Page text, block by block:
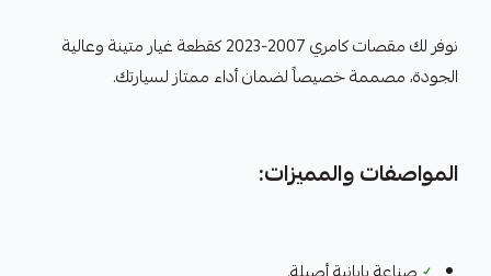
نوفر لك مقصات كامري 2007-2023 كقطعة غيار متينة وعالية
الجودة، مصممة خصيصاً لضمان أداء ممتاز لسيارتك.
المواصفات والمميزات: